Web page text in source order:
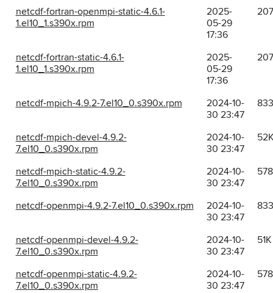
netcdf-fortran-openmpi-static-4.6.1-
1.el10_1.s390x.rpm
2025-
05-29
17:36
netcdf-fortran-static-4.6.1-
1.el10_1.s390x.rpm
2025-
05-29
17:36
netcdf-mpich-4.9.2-7.el10_0.s390x.rpm
2024-10-
30 23:47
netcdf-mpich-devel-4.9.2-
7.el10_0.s390x.rpm
2024-10-
30 23:47
netcdf-mpich-static-4.9.2-
7.el10_0.s390x.rpm
2024-10-
30 23:47
netcdf-openmpi-4.9.2-7.el10_0.s390x.rpm
2024-10-
30 23:47
netcdf-openmpi-devel-4.9.2-
7.el10_0.s390x.rpm
2024-10-
30 23:47
51K
netcdf-openmpi-static-4.9.2-
7.el10_0.s390x.rpm
2024-10-
30 23:47